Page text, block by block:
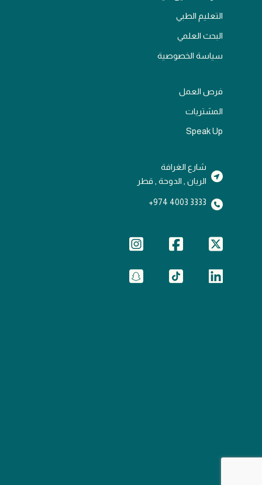
التعليم الطبي
البحث العلمي
سياسة الخصوصية
فرص العمل
المشتريات
Speak Up
شارع الغرافة
الريان , الدوحة , قطر
3333 4003 974+